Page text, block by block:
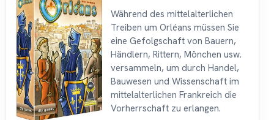
Während des mittelalterlichen
Treiben um Orléans müssen Sie
eine Gefolgschaft von Bauern,
Händlern, Rittern, Mönchen usw.
versammeln, um durch Handel,
Bauwesen und Wissenschaft im
mittelalterlichen Frankreich die
Vorherrschaft zu erlangen.